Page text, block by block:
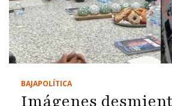
BAJAPOLÍTICA
Imágenes